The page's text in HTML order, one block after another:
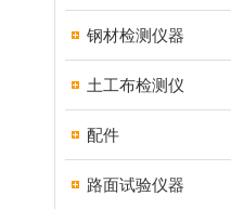
钢材检测仪器
土工布检测仪
配件
路面试验仪器